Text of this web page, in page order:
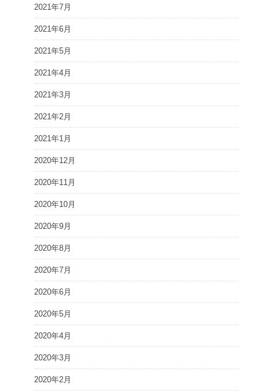
2021年7月
2021年6月
2021年5月
2021年4月
2021年3月
2021年2月
2021年1月
2020年12月
2020年11月
2020年10月
2020年9月
2020年8月
2020年7月
2020年6月
2020年5月
2020年4月
2020年3月
2020年2月